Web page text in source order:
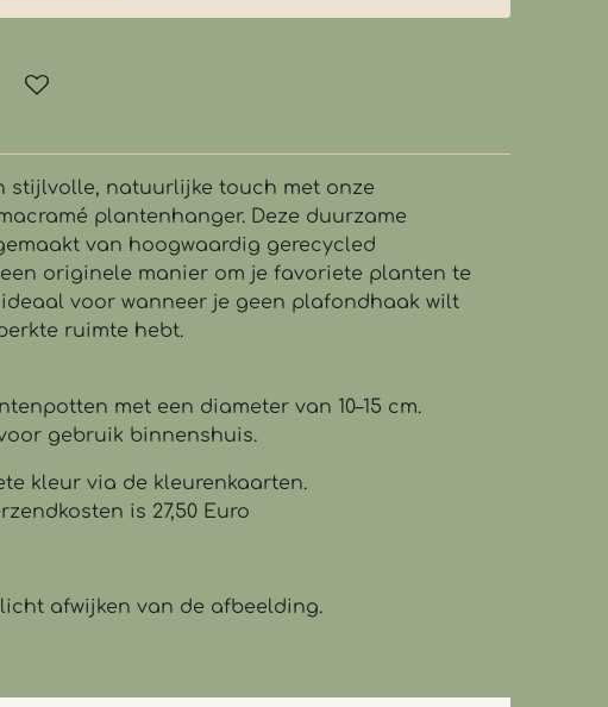
stijlvolle, natuurlijke touch met onze
plantenhanger. Deze duurzame
van hoogwaardig gerecycled
originele manier om je favoriete planten te
voor wanneer je geen plafondhaak wilt
ruimte hebt.
met een diameter van 10–15 cm.
gebruik binnenshuis.
kleur via de kleurenkaarten.
is 27,50 Euro
afwijken van de afbeelding.